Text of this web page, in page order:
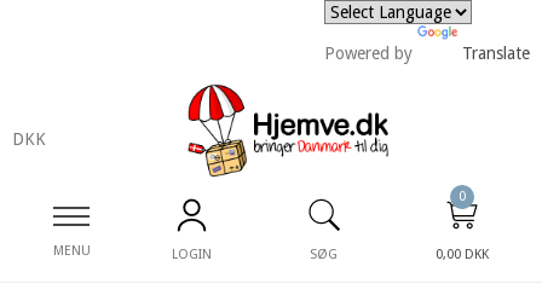
Powered by Translate
DKK
MENU LOGIN SØG
0
0,00 DKK